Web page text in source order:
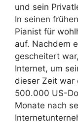
und sein
In seinen
Pianist für
auf. Nachdem
gescheitert
Internet, um
dieser Zeit war
500.000 US-
Monate nach